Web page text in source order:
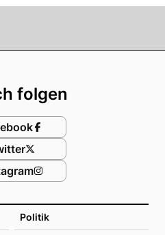
Politik
folgen